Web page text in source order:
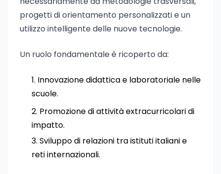
progetti di orientamento personalizzati e un
utilizzo intelligente delle nuove tecnologie.
Un ruolo fondamentale è ricoperto da:
Innovazione didattica e laboratoriale nelle
scuole.
Promozione di attività extracurricolari di
impatto.
Sviluppo di relazioni tra istituti italiani e
reti internazionali.